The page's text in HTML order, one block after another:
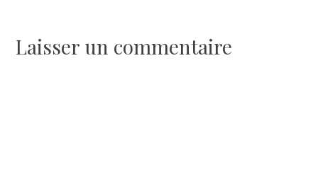
l’article
Laisser un commentaire